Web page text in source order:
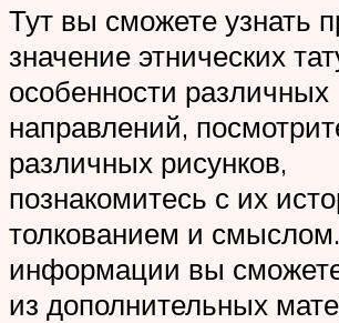
Тут вы сможете узнать
значение этнических
особенности различных
направлений,
различных рисунков,
познакомитесь с их
толкованием и
информации вы
из дополнительных